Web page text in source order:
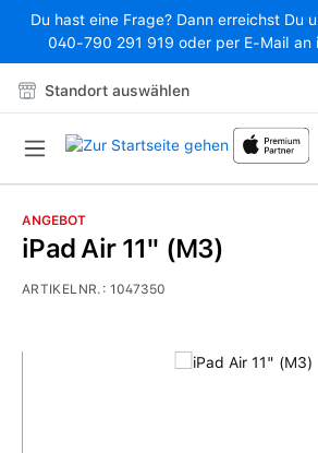
Zum Hauptinhalt springen
Du hast eine Frage? Dann erreichst Du
040-790 291 919 oder per E-Mail an
Standort auswählen
Bildergalerie überspringen
ANGEBOT
iPad Air 11" (M3)
ARTIKELNR.:1047350